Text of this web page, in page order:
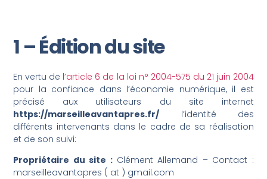
1 – Édition du site
En vertu de l’article 6 de la loi n° 2004-575 du 21 juin 2004
pour la confiance dans l’économie numérique, il est
précisé aux utilisateurs du site internet
https://marseilleavantapres.fr/ l’identité des
différents intervenants dans le cadre de sa réalisation
et de son suivi:
Propriétaire du site : Clément Allemand – Contact :
marseilleavantapres ( at ) gmail.com